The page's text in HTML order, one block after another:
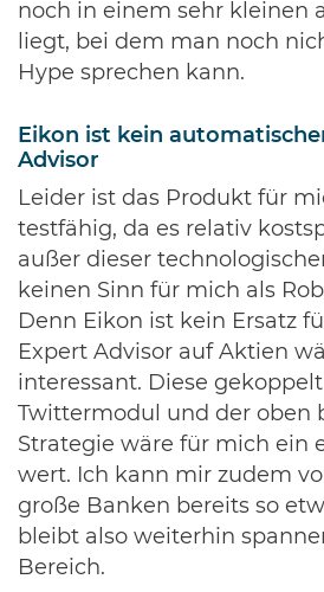
noch in einem sehr kleinen
liegt, bei dem man noch
Hype sprechen kann.
Eikon ist kein
Advisor
Leider ist das Produkt für
testfähig, da es relativ
außer dieser
keinen Sinn für mich als
Denn Eikon ist kein Ersatz
Expert Advisor auf Aktien
interessant. Diese
Twittermodul und der oben
Strategie wäre für mich ein
wert. Ich kann mir zudem
große Banken bereits so
bleibt also weiterhin
Bereich.